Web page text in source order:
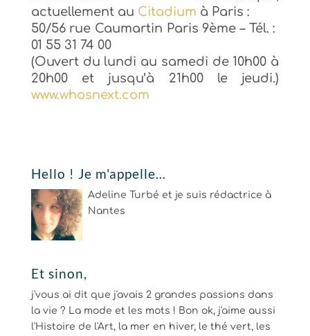
actuellement au Citadium à Paris :
50/56 rue Caumartin Paris 9ème – Tél. :
01 55 31 74 00
(Ouvert du lundi au samedi de1 0h00 à
20h00 et jusqu’à 21h00 le jeudi.)
www.whosnext.com
Hello ! Je m'appelle…
Adeline Turbé et je suis rédactrice à
Nantes
Et sinon,
j'vous ai dit que j'avais 2 grandes passions dans
la vie ? La mode et les mots ! Bon ok, j'aime aussi
l'Histoire de l'Art, la mer en hiver, le thé vert, les